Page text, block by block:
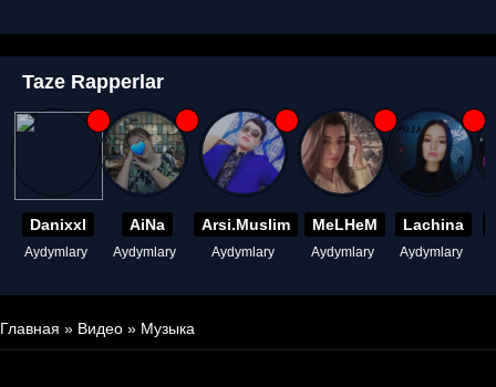
Taze Rapperlar
Danixxl
Aydymlary
AiNa
Aydymlary
Arsi.Muslim
Aydymlary
MeLHeM
Aydymlary
Lachina
Aydymlary
Главная » Видео » Музыка